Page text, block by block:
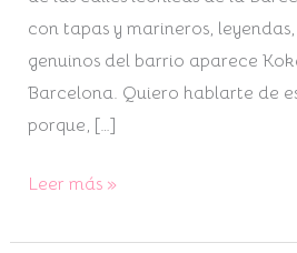
con tapas y marineros,
genuinos del barrio aparece
Barcelona. Quiero hablarte de
porque, […]
Leer más »